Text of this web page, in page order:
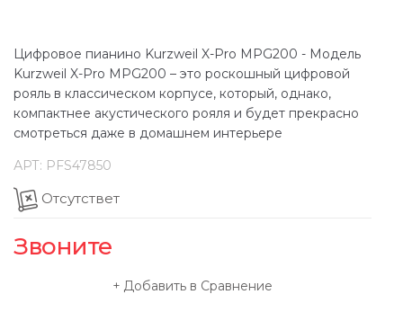
Цифровое пианино Kurzweil X-Pro MPG200 - Модель
Kurzweil X-Pro MPG200 – это роскошный цифровой
рояль в классическом корпусе, который, однако,
компактнее акустического рояля и будет прекрасно
смотреться даже в домашнем интерьере
АРТ: PFS47850
Отсутствет
Звоните
Добавить в Сравнение